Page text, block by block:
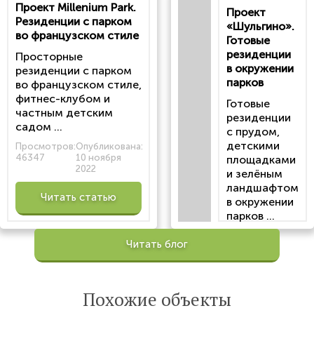
Проект Millenium Park.
Резиденции с парком
во французском стиле
Просторные
резиденции с парком
во французском стиле,
фитнес-клубом и
частным детским
садом ...
Просмотров:
46347
Опубликована:
10 ноября
2022
Читать статью
статью
Проект
«Шульгино».
Готовые
резиденции
в окружении
парков
Готовые
резиденции
с прудом,
детскими
площадками
и зелёным
ландшафтом
в окружении
парков ...
Просмотров:
Опубликована:
Читать блог
Похожие объекты